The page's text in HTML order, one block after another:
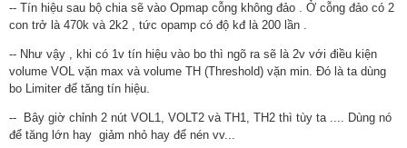
-- Tín hiệu sau bộ chia sẽ vào Opmap cỗng không đảo . Ở cỗng đảo có 2
con trở là 470k và 2k2 , tức opamp có độ kđ là 200 lần .
-- Như vậy , khi có 1v tín hiệu vào bo thì ngõ ra sẽ là 2v với điều kiện
volume VOL vặn max và volume TH (Threshold) vặn min. Đó là ta dùng
bo Limiter để tăng tín hiệu.
-- Bây giờ chỉnh 2 nút VOL1, VOLT2 và TH1, TH2 thì tùy ta .... Dùng nó
để tăng lớn hay giảm nhỏ hay để nén vv...